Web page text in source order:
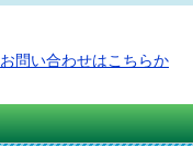
お問い合わせはこちらか